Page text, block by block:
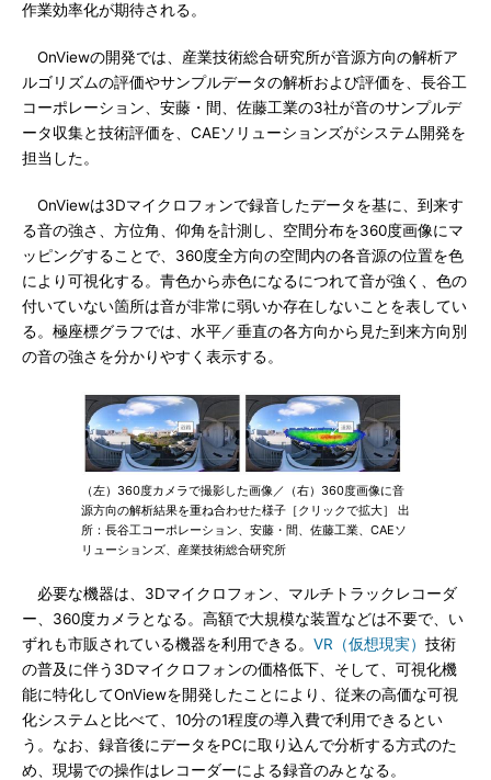
作業効率化が期待される。
OnViewの開発では、産業技術総合研究所が音源方向の解析ア
ルゴリズムの評価やサンプルデータの解析および評価を、長谷工
コーポレーション、安藤・間、佐藤工業の3社が音のサンプルデ
ータ収集と技術評価を、CAEソリューションズがシステム開発を
担当した。
OnViewは3Dマイクロフォンで録音したデータを基に、到来す
る音の強さ、方位角、仰角を計測し、空間分布を360度画像にマ
ッピングすることで、360度全方向の空間内の各音源の位置を色
により可視化する。青色から赤色になるにつれて音が強く、色の
付いていない箇所は音が非常に弱いか存在しないことを表してい
る。極座標グラフでは、水平／垂直の各方向から見た到来方向別
の音の強さを分かりやすく表示する。
（左）360度カメラで撮影した画像／（右）360度画像に音
源方向の解析結果を重ね合わせた様子［クリックで拡大］ 出
所：長谷工コーポレーション、安藤・間、佐藤工業、CAEソ
リューションズ、産業技術総合研究所
必要な機器は、3Dマイクロフォン、マルチトラックレコーダ
ー、360度カメラとなる。高額で大規模な装置などは不要で、い
ずれも市販されている機器を利用できる。 VR（仮想現実） 技術
の普及に伴う3Dマイクロフォンの価格低下、そして、可視化機
能に特化してOnViewを開発したことにより、従来の高価な可視
化システムと比べて、10分の1程度の導入費で利用できるとい
う。なお、録音後にデータをPCに取り込んで分析する方式のた
め、現場での操作はレコーダーによる録音のみとなる。